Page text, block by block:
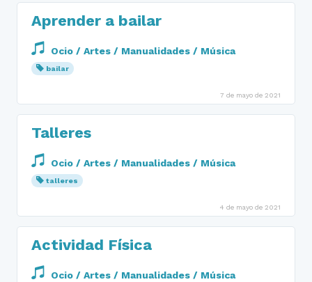
Aprender a bailar
Ocio / Artes / Manualidades / Música
bailar
7 de mayo de 2021
Talleres
Ocio / Artes / Manualidades / Música
talleres
4 de mayo de 2021
Actividad Física
Ocio / Artes / Manualidades / Música